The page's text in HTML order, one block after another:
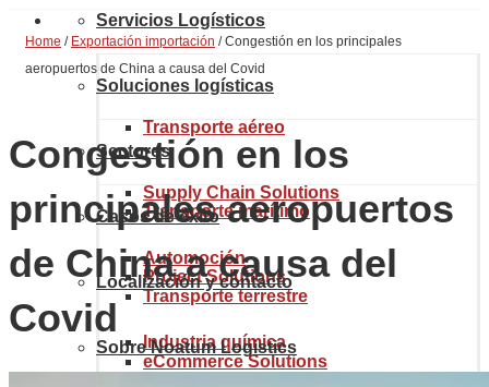
Servicios Logísticos
Transporte aéreo
Transporte marítimo
Transporte terrestre
Soluciones logísticas
Supply Chain Solutions
Project Solutions
eCommerce Solutions
Sectores
Automoción
Industria química
Casos de éxito
Localización y contacto
Sobre Noatum Logistics
Home / Exportación importación /Congestión en los principales
aeropuertos de China a causa del Covid
Congestión en los
principales aeropuertos
de China a causa del
Covid